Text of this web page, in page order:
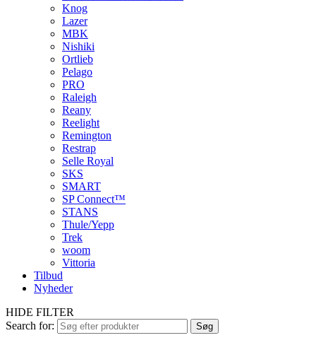
Knog
Lazer
MBK
Nishiki
Ortlieb
Pelago
PRO
Raleigh
Reany
Reelight
Remington
Restrap
Selle Royal
SKS
SMART
SP Connect™
STANS
Thule/Yepp
Trek
woom
Vittoria
Tilbud
Nyheder
HIDE FILTER
Search for:
Søg